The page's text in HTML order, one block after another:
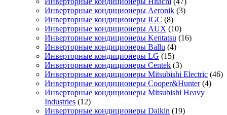
Инверторные кондиционеры Aeronik (3)
Инверторные кондиционеры IGC (8)
Инверторные кондиционеры AUX (10)
Инверторные кондиционеры Kentatsu (16)
Инверторные кондиционеры Ballu (4)
Инверторные кондиционеры LG (15)
Инверторные кондиционеры Centek (3)
Инверторные кондиционеры Mitsubishi Electric (46)
Инверторные кондиционеры Cooper&Hunter (4)
Инверторные кондиционеры Mitsubishi Heavy
Industries (12)
Инверторные кондиционеры Daikin (19)